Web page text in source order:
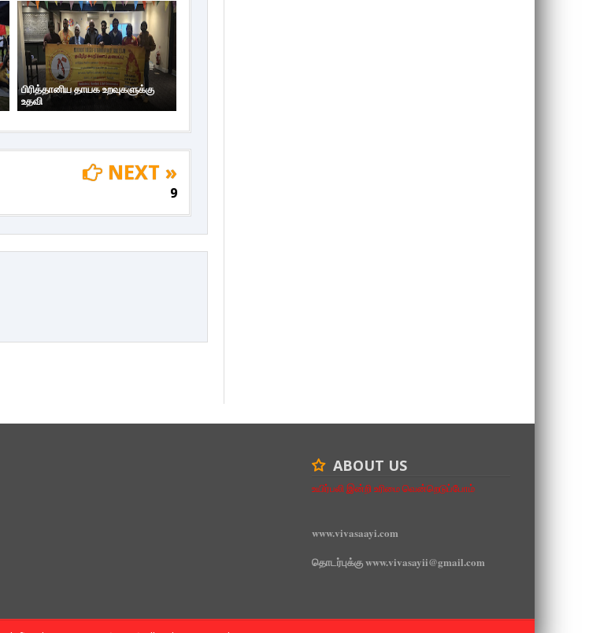
பிரித்தானிய தாயக உறவுகளுக்கு
உதவி
NEXT »
9
ABOUT US
உயிர்பலி இன்றி உரிமை வென்றெடுப்போம்
www.vivasaayi.com
தொடர்புக்கு www.vivasayii@gmail.com